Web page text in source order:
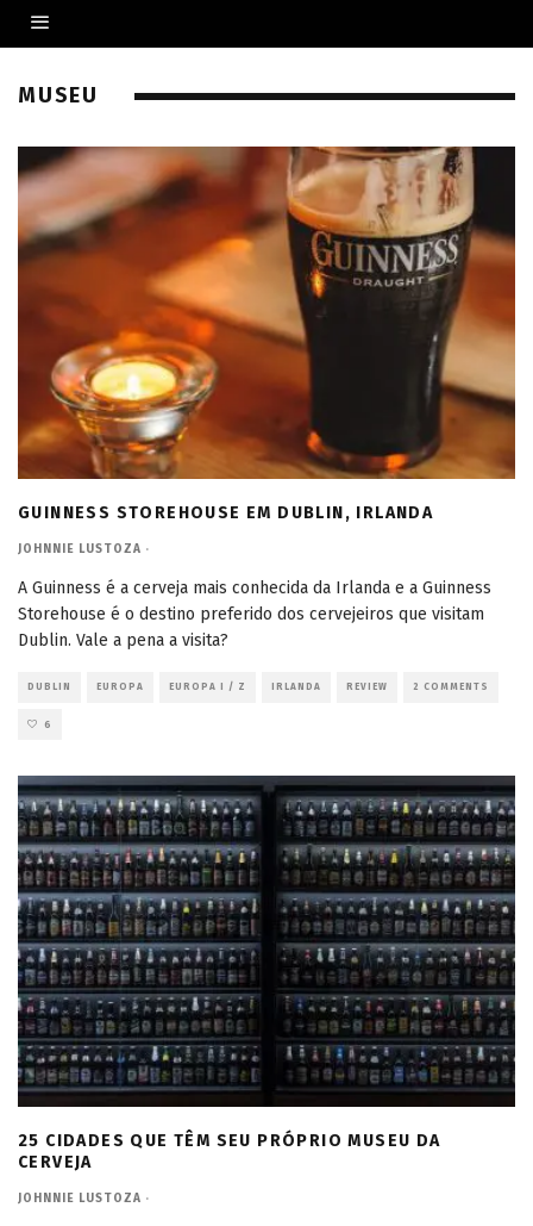
MUSEU
GUINNESS STOREHOUSE EM DUBLIN, IRLANDA
JOHNNIE LUSTOZA ·
A Guinness é a cerveja mais conhecida da Irlanda e a Guinness
Storehouse é o destino preferido dos cervejeiros que visitam
Dublin. Vale a pena a visita?
DUBLIN EUROPA EUROPA I / Z IRLANDA REVIEW 2 COMMENTS
6
25 CIDADES QUE TÊM SEU PRÓPRIO MUSEU DA
CERVEJA
JOHNNIE LUSTOZA ·